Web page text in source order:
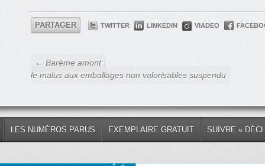
PARTAGER TWITTER LINKEDIN VIADEO
← Barème amont :
le malus aux emballages non valorisables suspendu
LES NUMÉROS PARUS EXEMPLAIRE GRATUIT SUIVRE «